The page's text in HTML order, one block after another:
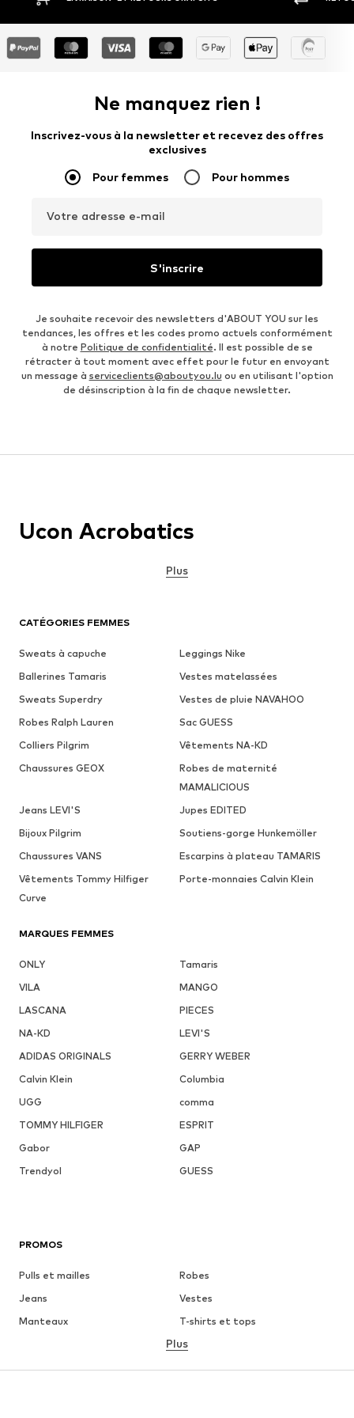
Ne manquez rien !
Inscrivez-vous à la newsletter et recevez des offres
exclusives
Pour femmes Pour hommes
Votre adresse e-mail
S'inscrire
Je souhaite recevoir des newsletters d'ABOUT YOU sur les
tendances, les offres et les codes promo actuels conformément
à notre Politique de confidentialité. Il est possible de se
rétracter à tout moment avec effet pour le futur en envoyant
un message à serviceclients@aboutyou.lu ou en utilisant l'option
de désinscription à la fin de chaque newsletter.
CATÉGORIES FEMMES
Sweats à capuche
Leggings Nike
Ballerines Tamaris
Vestes matelassées
Sweats Superdry
Vestes de pluie NAVAHOO
Robes Ralph Lauren
Sac GUESS
Colliers Pilgrim
Vêtements NA-KD
Chaussures GEOX
Robes de maternité
MAMALICIOUS
Jeans LEVI'S
Jupes EDITED
Bijoux Pilgrim
Soutiens-gorge Hunkemöller
Chaussures VANS
Escarpins à plateau TAMARIS
Vêtements Tommy Hilfiger
Curve
Porte-monnaies Calvin Klein
MARQUES FEMMES
ONLY
Tamaris
VILA
MANGO
LASCANA
PIECES
NA-KD
LEVI'S
ADIDAS ORIGINALS
GERRY WEBER
Calvin Klein
Columbia
UGG
comma
TOMMY HILFIGER
ESPRIT
Gabor
GAP
Trendyol
GUESS
PROMOS
Pulls et mailles
Robes
Jeans
Vestes
Manteaux
T-shirts et tops
Lingerie
Jupes
Blouses et tuniques
Plus
Ucon Acrobatics
Plus